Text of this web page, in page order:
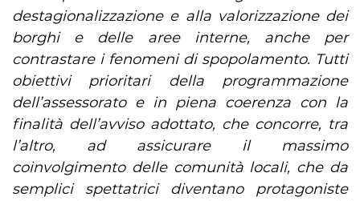
destagionalizzazione e alla valorizzazione dei
borghi e delle aree interne, anche per
contrastare i fenomeni di spopolamento. Tutti
obiettivi prioritari della programmazione
dell’assessorato e in piena coerenza con la
finalità dell’avviso adottato, che concorre, tra
l’altro, ad assicurare il massimo
coinvolgimento delle comunità locali, che da
semplici spettatrici diventano protagoniste